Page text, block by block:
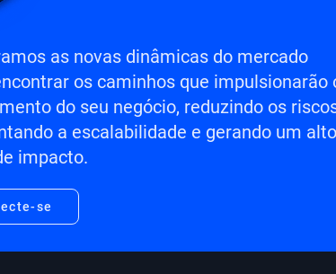
as novas dinâmicas do mercado
os caminhos que impulsionarão
do seu negócio, reduzindo os
a escalabilidade e gerando um alto
impacto.
se